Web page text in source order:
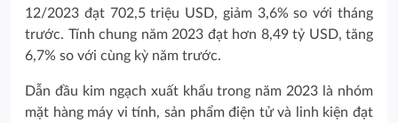
12/2023 đạt 702,5 triệu USD, giảm 3,6% so với tháng
trước. Tính chung năm 2023 đạt hơn 8,49 tỷ USD, tăng
6,7% so với cùng kỳ năm trước.
Dẫn đầu kim ngạch xuất khẩu trong năm 2023 là nhóm
mặt hàng máy vi tính, sản phẩm điện tử và linh kiện đạt